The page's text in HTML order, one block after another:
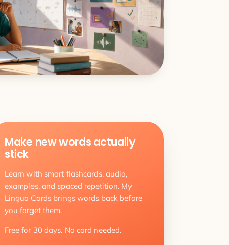
Make new words actually
stick
Learn with smart flashcards, audio,
examples, and spaced repetition. My
Lingua Cards brings words back before
you forget them.
Free for 30 days. No card needed.